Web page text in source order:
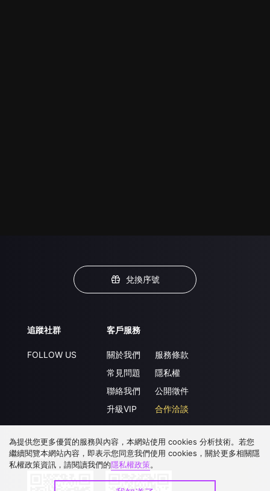
兌換序號
追蹤社群
FOLLOW US
客戶服務
關於我們
常見問題
聯絡我們
升級VIP
服務條款
隱私權
公開徵件
合作洽談
下載 APP
為提供您更多優質的服務與內容，本網站使用 cookies 分析技術。若您
繼續閱覽本網站內容，即表示您同意我們使用 cookies，關於更多相關隱
私權政策資訊，請閱讀我們的隱私權政策。